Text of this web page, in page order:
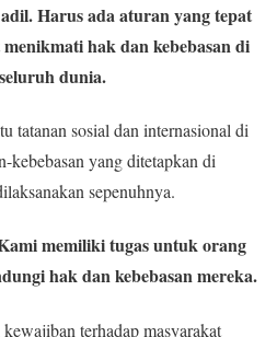
Harus ada aturan yang tepat
hak dan kebebasan di
dunia.
tatanan sosial dan internasional di
kebebasan yang ditetapkan di
sepenuhnya.
memiliki tugas untuk orang
hak dan kebebasan mereka.
terhadap masyarakat